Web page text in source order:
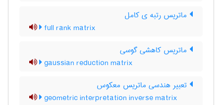
ماتریس رتبه ی کامل
full rank matrix
ماتریس کاهشی گوسی
gaussian reduction matrix
تعبیر هندسی ماتریس معکوس
geometric interpretation inverse matrix